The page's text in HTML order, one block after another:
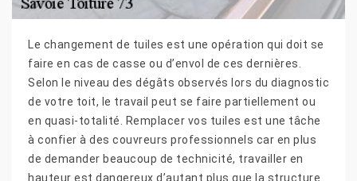
Le changement de tuiles est une opération qui doit se
faire en cas de casse ou d’envol de ces dernières.
Selon le niveau des dégâts observés lors du diagnostic
de votre toit, le travail peut se faire partiellement ou
en quasi-totalité. Remplacer vos tuiles est une tâche
à confier à des couvreurs professionnels car en plus
de demander beaucoup de technicité, travailler en
hauteur est dangereux d’autant plus que la structure